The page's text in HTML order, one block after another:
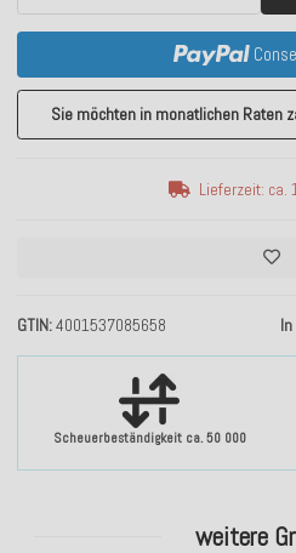
Scheuerbeständigkeit ca. 50 000
GTIN 4001537085658
Sie möchten in monatlichen Raten
Lieferzeit: ca.
weitere